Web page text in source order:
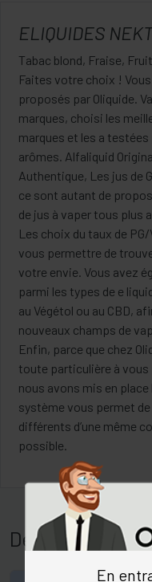
ELIQUIDES
Tabac blond, Fraise,
Faites votre choix !
proposés par Oliquide.
marques, choisi les
marques et les a
arômes. Alfaliquid
Authentique, Les jus de
ce sont autant de
de jus à vaper tous plus
Les choix du taux de
vous permettre de
votre envie. Vous avez
parmi les types de e
au Végétol ou au CBD,
nouveaux champs de
Enfin, parce que chez
toute particulière à vous
nous avons mis en place
système vous permet
différents d’une même
possible.
Des questions
En